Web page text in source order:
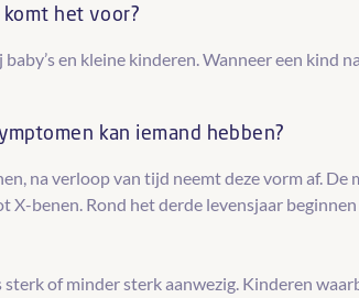
het voor?
en kleine kinderen. Wanneer een kind
kan iemand hebben?
na verloop van tijd neemt deze vorm af.
X-benen. Rond het derde levensjaar
sterk of minder sterk aanwezig. Kinderen